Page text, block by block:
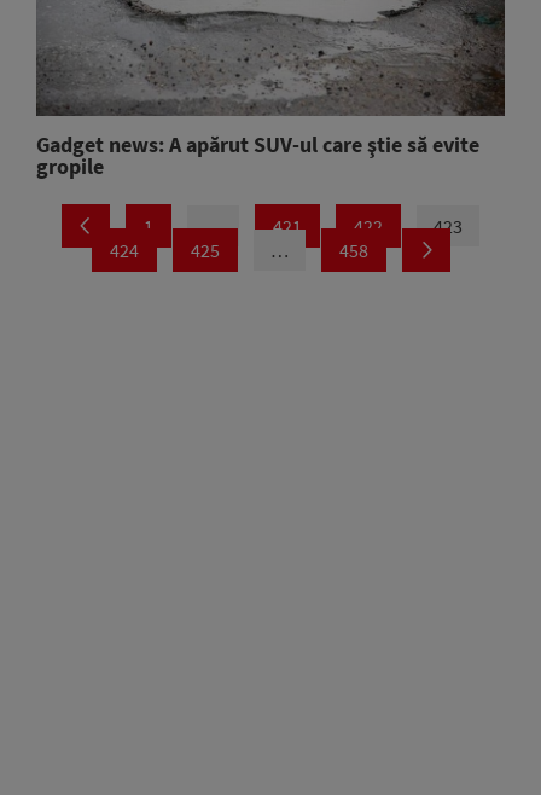
Gadget news: A apărut SUV-ul care ştie să evite
gropile
1 … 421 422
423
424
425 … 458